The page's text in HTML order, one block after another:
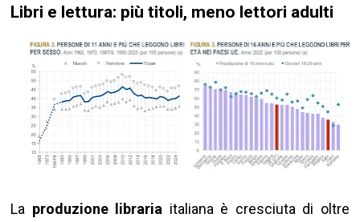
Libri e lettura: più titoli, meno lettori adulti
La produzione libraria italiana è cresciuta di oltre